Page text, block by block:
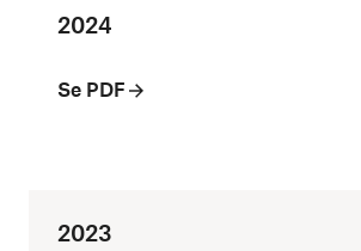
2024
Se PDF
2023